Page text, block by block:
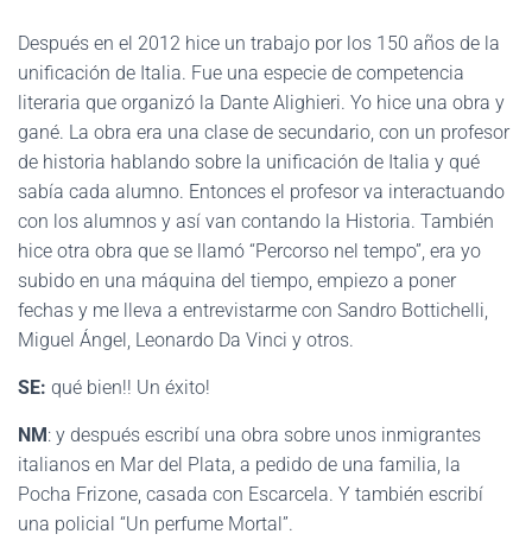
Después en el 2012 hice un trabajo por los 150 años de la
unificación de Italia. Fue una especie de competencia
literaria que organizó la Dante Alighieri. Yo hice una obra y
gané. La obra era una clase de secundario, con un profesor
de historia hablando sobre la unificación de Italia y qué
sabía cada alumno. Entonces el profesor va interactuando
con los alumnos y así van contando la Historia. También
hice otra obra que se llamó “Percorso nel tempo”, era yo
subido en una máquina del tiempo, empiezo a poner
fechas y me lleva a entrevistarme con Sandro Bottichelli,
Miguel Ángel, Leonardo Da Vinci y otros.
SE: qué bien!! Un éxito!
NM: y después escribí una obra sobre unos inmigrantes
italianos en Mar del Plata, a pedido de una familia, la
Pocha Frizone, casada con Escarcela. Y también escribí
una policial “Un perfume Mortal”.